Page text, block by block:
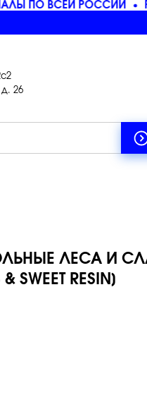
ПО ВСЕЙ РОССИИ
26
ЛЕСА И
SWEET RESIN]